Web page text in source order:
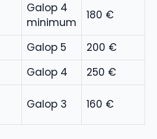
Galop 4
minimum
180 €
Galop 5
200 €
Galop 4
250 €
Galop 3 160 €